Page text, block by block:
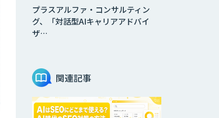
プラスアルファ・コンサルティン
グ、「対話型AIキャリアアドバイ
ザ…
関連記事